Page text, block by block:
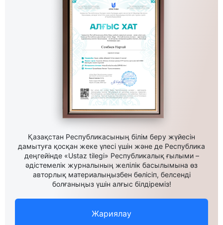
Қазақстан Республикасының білім беру жүйесін
дамытуға қосқан жеке үлесі үшін және де Республика
деңгейінде «Ustaz tilegi» Республикалық ғылыми –
әдістемелік журналының желілік басылымына өз
авторлық материалыңызбен бөлісіп, белсенді
болғаныңыз үшін алғыс білдіреміз!
Жариялау